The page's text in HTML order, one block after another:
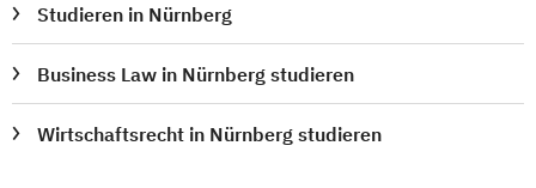
Studieren in Nürnberg
Business Law in Nürnberg studieren
Wirtschaftsrecht in Nürnberg studieren